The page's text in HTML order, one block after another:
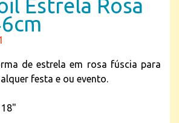
Estrela Rosa
de estrela em rosa fúscia para
festa e ou evento.